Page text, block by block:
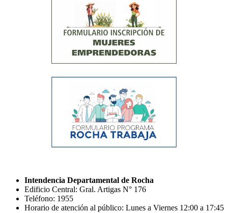
Intendencia Departamental de Rocha
Edificio Central: Gral. Artigas N° 176
Teléfono: 1955
Horario de atención al público: Lunes a Viernes 12:00 a 17:45